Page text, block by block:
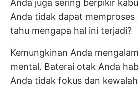
Anda juga sering berpikir
Anda tidak dapat memproses
tahu mengapa hal ini terjadi?
Kemungkinan Anda
mental. Baterai otak Anda
Anda tidak fokus dan